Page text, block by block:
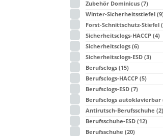
Zubehör Dominicus (7)
Winter-Sicherheitsstiefel
Forst-Schnittschutz-Stiefel
Sicherheitsclogs-HACCP (4)
Sicherheitsclogs (6)
Sicherheitsclogs-ESD (3)
Berufsclogs (15)
Berufsclogs-HACCP (5)
Berufsclogs-ESD (7)
Berufsclogs autoklavierbar
Antirutsch-Berufsschuhe (2)
Berufsschuhe-ESD (12)
Berufsschuhe (20)